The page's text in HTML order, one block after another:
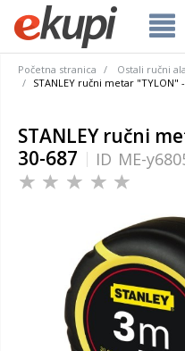
Početna stranica
Ostali ručni
STANLEY ručni metar "TYLON"
STANLEY ručni
30-687
ID ME-